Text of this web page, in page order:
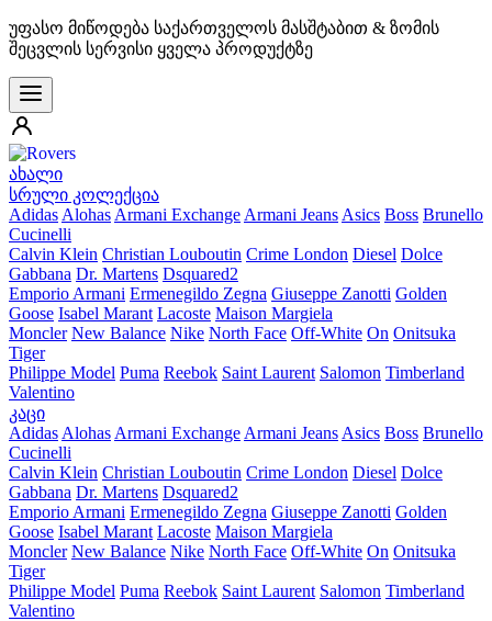
უფასო მიწოდება საქართველოს მასშტაბით & ზომის
შეცვლის სერვისი ყველა პროდუქტზე
ახალი
სრული კოლექცია
Adidas Alohas Armani Exchange Armani Jeans Asics Boss Brunello
Cucinelli
Calvin Klein Christian Louboutin Crime London Diesel Dolce
Gabbana Dr. Martens Dsquared2
Emporio Armani Ermenegildo Zegna Giuseppe Zanotti Golden
Goose Isabel Marant Lacoste Maison Margiela
Moncler New Balance Nike North Face Off-White On Onitsuka
Tiger
Philippe Model Puma Reebok Saint Laurent Salomon Timberland
Valentino
კაცი
Adidas Alohas Armani Exchange Armani Jeans Asics Boss Brunello
Cucinelli
Calvin Klein Christian Louboutin Crime London Diesel Dolce
Gabbana Dr. Martens Dsquared2
Emporio Armani Ermenegildo Zegna Giuseppe Zanotti Golden
Goose Isabel Marant Lacoste Maison Margiela
Moncler New Balance Nike North Face Off-White On Onitsuka
Tiger
Philippe Model Puma Reebok Saint Laurent Salomon Timberland
Valentino